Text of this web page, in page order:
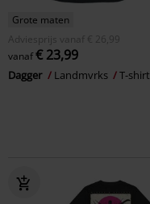
Grote maten
Adviesprijs
vanaf € 26,99
vanaf€ 23,99
Dagger Landmvrks T-shirt